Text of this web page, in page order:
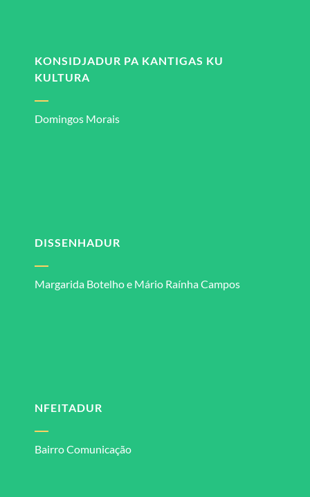
KONSIDJADUR PA KANTIGAS KU
KULTURA
Domingos Morais
DISSENHADUR
Margarida Botelho e Mário Raínha Campos
NFEITADUR
Bairro Comunicação